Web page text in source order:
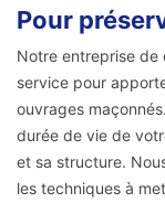
Pour
Notre entreprise de
service pour
ouvrages
durée de vie de
et sa structure.
les techniques à